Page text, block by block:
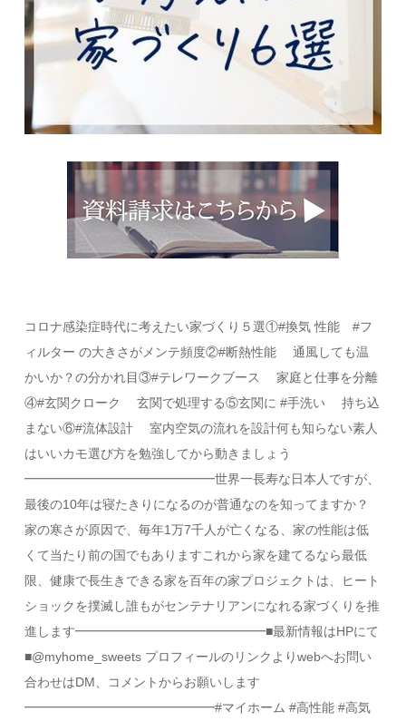
コロナ感染症時代に考えたい家づくり５選①#換気 性能 #フ
ィルター の大きさがメンテ頻度②#断熱性能 通風しても温
かいか？の分かれ目③#テレワークブース 家庭と仕事を分離
④#玄関クローク 玄関で処理する⑤玄関に #手洗い 持ち込
まない⑥#流体設計 室内空気の流れを設計何も知らない素人
はいいカモ選び方を勉強してから動きましょう
━━━━━━━━━━━━━━━世界一長寿な日本人ですが、
最後の10年は寝たきりになるのが普通なのを知ってますか？
家の寒さが原因で、毎年1万7千人が亡くなる、家の性能は低
くて当たり前の国でもありますこれから家を建てるなら最低
限、健康で長生きできる家を百年の家プロジェクトは、ヒート
ショックを撲滅し誰もがセンテナリアンになれる家づくりを推
進します━━━━━━━━━━━━━━━■最新情報はHPにて
■@myhome_sweets プロフィールのリンクよりwebへお問い
合わせはDM、コメントからお願いします
━━━━━━━━━━━━━━━#マイホーム #高性能 #高気